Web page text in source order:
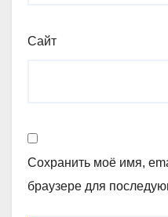
Сайт
Сохранить моё имя,
браузере для